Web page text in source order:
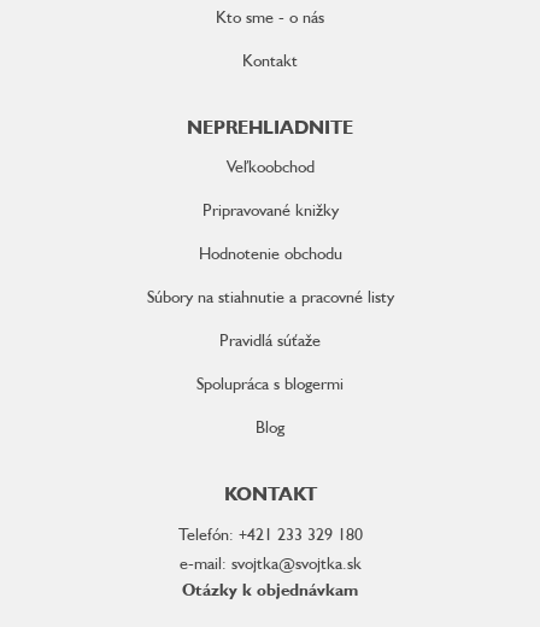
Kto sme - o nás
Kontakt
NEPREHLIADNITE
Veľkoobchod
Pripravované knižky
Hodnotenie obchodu
Súbory na stiahnutie a pracovné listy
Pravidlá súťaže
Spolupráca s blogermi
Blog
KONTAKT
Telefón: +421 233 329 180
e-mail: svojtka@svojtka.sk
Otázky k objednávkam